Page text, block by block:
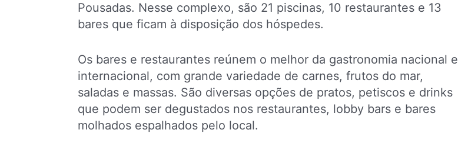
Pousadas. Nesse complexo, são 21 piscinas, 10 restaurantes e 13
bares que ficam à disposição dos hóspedes.
Os bares e restaurantes reúnem o melhor da gastronomia nacional e
internacional, com grande variedade de carnes, frutos do mar,
saladas e massas. São diversas opções de pratos, petiscos e drinks
que podem ser degustados nos restaurantes, lobby bars e bares
molhados espalhados pelo local.